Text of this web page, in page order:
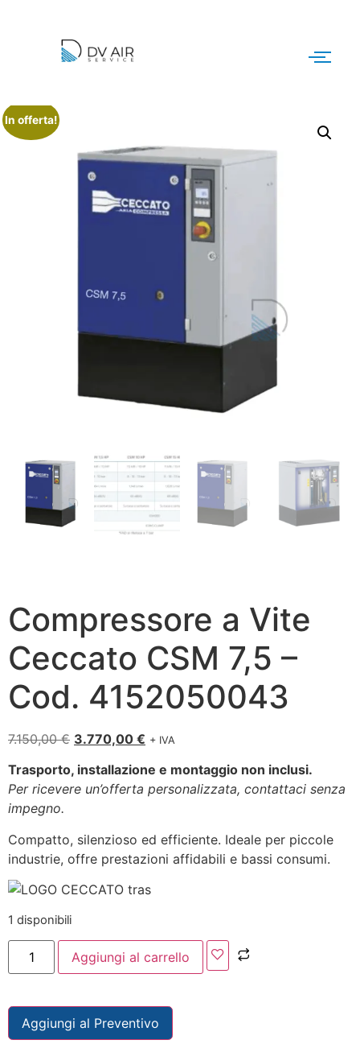
In offerta!
Compressore a Vite
Ceccato CSM 7,5 –
Cod. 4152050043
7.150,00€ 3.770,00 € + IVA
Trasporto, installazione e montaggio non inclusi.
Per ricevere un’offerta personalizzata, contattaci senza
impegno.
Compatto, silenzioso ed efficiente. Ideale per piccole
industrie, offre prestazioni affidabili e bassi consumi.
1 disponibili
Aggiungi al carrello
Aggiungi al Preventivo